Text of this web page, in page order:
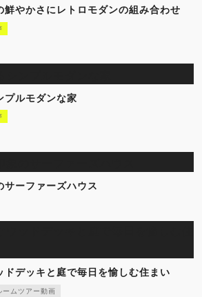
鮮やかさにレトロモダンの組み合わせ
プルモダンな家
サーファーズハウス
ドデッキと庭で毎日を愉しむ住まい
ームツアー動画